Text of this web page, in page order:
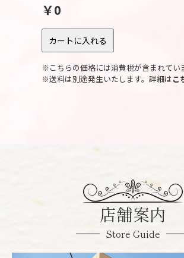
￥0
※こちらの価格には消費税が含まれてい
※送料は別途発生いたします。詳細はこ
店舗案内
Store Guide